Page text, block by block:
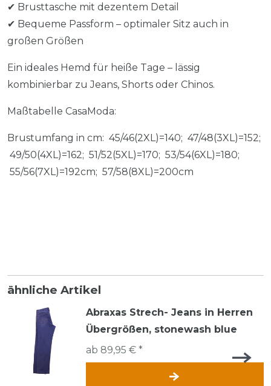
✔ Brusttasche mit dezentem Detail
✔ Bequeme Passform – optimaler Sitz auch in
großen Größen
Ein ideales Hemd für heiße Tage – lässig
kombinierbar zu Jeans, Shorts oder Chinos.
Maßtabelle CasaModa:
Brustumfang in cm: 45/46(2XL)=140; 47/48(3XL)=152;
49/50(4XL)=162; 51/52(5XL)=170; 53/54(6XL)=180;
55/56(7XL)=192cm; 57/58(8XL)=200cm
ähnliche Artikel
Abraxas Strech- Jeans in Herren
Übergrößen, stonewash blue
ab 89,95 € *